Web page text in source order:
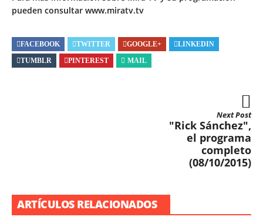
pueden consultar www.miratv.tv
FACEBOOK TWITTER GOOGLE+
LINKEDIN
TUMBLR
PINTEREST MAIL
Next Post
"Rick Sánchez",
el programa
completo
(08/10/2015)
ARTÍCULOS RELACIONADOS